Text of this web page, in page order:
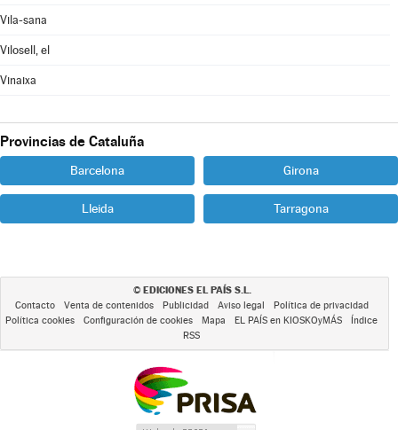
Vila-sana
Vilosell, el
Vinaixa
Provincias de Cataluña
Barcelona Girona
Lleida Tarragona
© EDICIONES EL PAÍS S.L.
Contacto Venta de contenidos Publicidad Aviso legal
Política de privacidad
Política cookies
Configuración de cookies Mapa EL PAÍS en KIOSKOyMÁS
Índice
RSS